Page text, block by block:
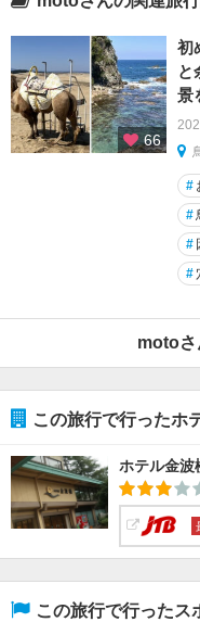
66
初
と
景
#
#
#
#
motoさ
この旅行で行ったホ
ホテル金波
この旅行で行ったス